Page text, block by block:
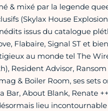
& mixé par la legende
(Skylax House
issus du catalogue
Flabaire, Signal ST et
au monde tel The
Resident Advisor,
& Boiler Room, ses
Bar, About Blank, Renate
lieu